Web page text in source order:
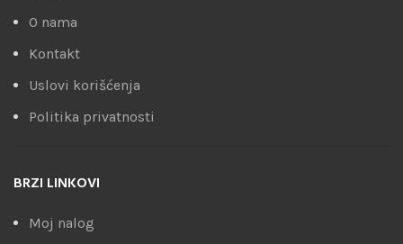
O nama
Kontakt
Uslovi korišćenja
Politika privatnosti
BRZI LINKOVI
Moj nalog